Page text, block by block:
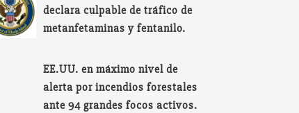
declara culpable de tráfico de
metanfetaminas y fentanilo.
EE.UU. en máximo nivel de
alerta por incendios forestales
ante 94 grandes focos activos.